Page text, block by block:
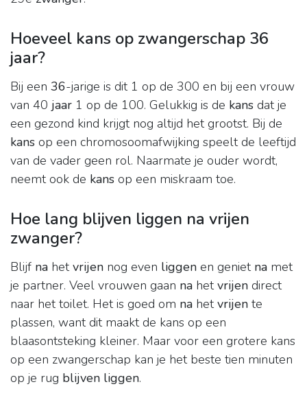
Hoeveel kans op zwangerschap 36
jaar?
Bij een 36-jarige is dit 1 op de 300 en bij een vrouw
van 40 jaar 1 op de 100. Gelukkig is de kans dat je
een gezond kind krijgt nog altijd het grootst. Bij de
kans op een chromosoomafwijking speelt de leeftijd
van de vader geen rol. Naarmate je ouder wordt,
neemt ook de kans op een miskraam toe.
Hoe lang blijven liggen na vrijen
zwanger?
Blijf na hetvrijen nog even liggen en geniet na met
je partner. Veel vrouwen gaan na hetvrijen direct
naar het toilet. Het is goed om na hetvrijen te
plassen, want dit maakt de kans op een
blaasontsteking kleiner. Maar voor een grotere kans
op een zwangerschap kan je het beste tien minuten
op je rug blijven liggen.